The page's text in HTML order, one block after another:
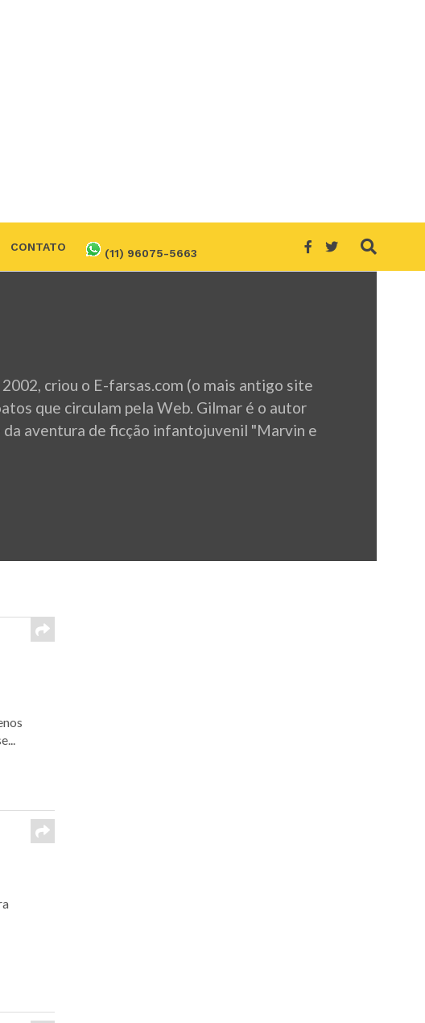
CONTATO (11) 96075-5663
criou o E-farsas.com (o mais antigo site
que circulam pela Web. Gilmar é o autor
aventura de ficção infantojuvenil "Marvin e